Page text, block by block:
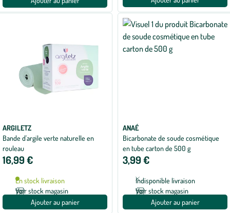
ARGILETZ
Bande d'argile verte naturelle en
rouleau
16,99 €
En stock livraison
Voir stock magasin
Ajouter au panier
ANAÉ
Bicarbonate de soude cosmétique
en tube carton de 500 g
3,99 €
Indisponible livraison
Voir stock magasin
Ajouter au panier